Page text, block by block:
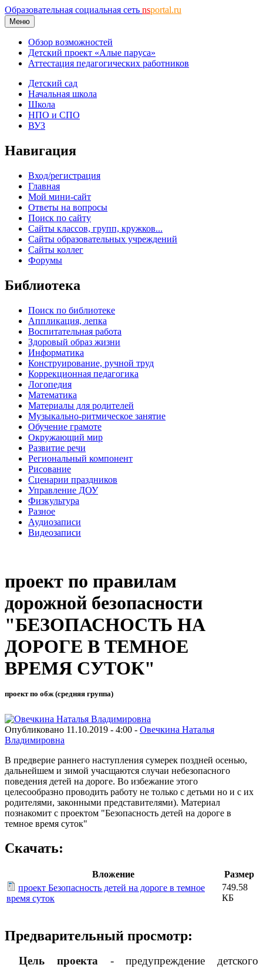
Образовательная социальная сеть nsportal.ru
Меню
Обзор возможностей
Детский проект «Алые паруса»
Аттестация педагогических работников
Детский сад
Начальная школа
Школа
НПО и СПО
ВУЗ
Навигация
Вход/регистрация
Главная
Мой мини-сайт
Ответы на вопросы
Поиск по сайту
Сайты классов, групп, кружков...
Сайты образовательных учреждений
Сайты коллег
Форумы
Библиотека
Поиск по библиотеке
Аппликация, лепка
Воспитательная работа
Здоровый образ жизни
Информатика
Конструирование, ручной труд
Коррекционная педагогика
Логопедия
Математика
Материалы для родителей
Музыкально-ритмическое занятие
Обучение грамоте
Окружающий мир
Развитие речи
Региональный компонент
Рисование
Сценарии праздников
Управление ДОУ
Физкультура
Разное
Аудиозаписи
Видеозаписи
проект по правилам
дорожной безопасности
"БЕЗОПАСНОСТЬ НА
ДОРОГЕ В ТЕМНОЕ
ВРЕМЯ СУТОК"
проект по обж (средняя группа)
Опубликовано 11.10.2019 - 4:00 - Овечкина Наталья
Владимировна
В предверие раннего наступления сумерек поздней осенью,
дальнейшем и зимой учасщаются случаи небезопасного
поведения детей на дороге. Во избежание этого
целесообразно проводить работу не только с детьми но и с их
родителями, законными представителями). Материал
познакомит с проектом "Безопасность детей на дороге в
темное время суток"
Скачать:
Вложение
Размер
проект Безопасность детей на дороге в темное
время суток
749.58
КБ
Предварительный просмотр:
Цель проекта - предупреждение детского